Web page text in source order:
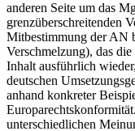
anderen Seite um das
grenzüberschreitenden
Mitbestimmung der AN
Verschmelzung), das
Inhalt ausführlich
deutschen
anhand konkreter
unterschiedlichen